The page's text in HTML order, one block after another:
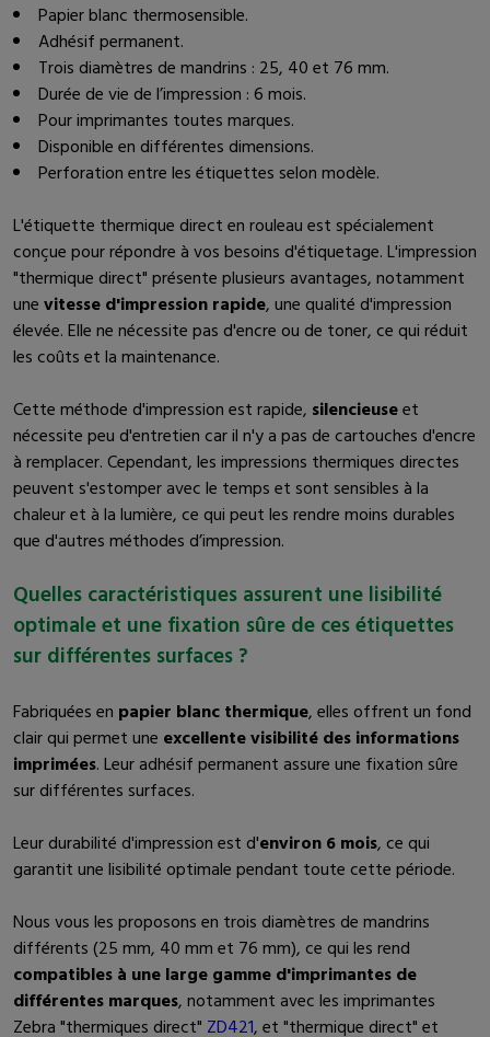
Papier blanc thermosensible.
Adhésif permanent.
Trois diamètres de mandrins : 25, 40 et 76 mm.
Durée de vie de l’impression : 6 mois.
Pour imprimantes toutes marques.
Disponible en différentes dimensions.
Perforation entre les étiquettes selon modèle.
L'étiquette thermique direct en rouleau est spécialement
conçue pour répondre à vos besoins d'étiquetage. L'impression
"thermique direct" présente plusieurs avantages, notamment
unevitesse d'impression rapide, une qualité d'impression
élevée. Elle ne nécessite pas d'encre ou de toner, ce qui réduit
les coûts et la maintenance.
Cette méthode d'impression est rapide, silencieuseet
nécessite peu d'entretien car il n'y a pas de cartouches d'encre
à remplacer. Cependant, les impressions thermiques directes
peuvent s'estomper avec le temps et sont sensibles à la
chaleur et à la lumière, ce qui peut les rendre moins durables
que d'autres méthodes d’impression.
Quelles caractéristiques assurent une lisibilité
optimale et une fixation sûre de ces étiquettes
sur différentes surfaces ?
Fabriquées en papier blanc thermique, elles offrent un fond
clair qui permet une excellente visibilité des informations
imprimées. Leur adhésif permanent assure une fixation sûre
sur différentes surfaces.
Leur durabilité d'impression est d'environ 6 mois, ce qui
garantit une lisibilité optimale pendant toute cette période.
Nous vous les proposons en trois diamètres de mandrins
différents (25 mm, 40 mm et 76 mm), ce qui les rend
compatibles à une large gamme d'imprimantes de
différentes marques, notamment avec les imprimantes
Zebra "thermiques direct" ZD421, et "thermique direct" et